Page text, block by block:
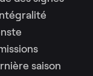
saison